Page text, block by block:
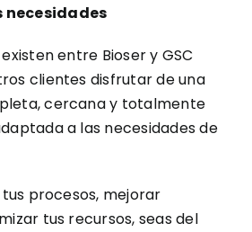
entre Bioser y GSC
clientes disfrutar de una
cercana y totalmente
a las necesidades de
procesos, mejorar
tus recursos, seas del